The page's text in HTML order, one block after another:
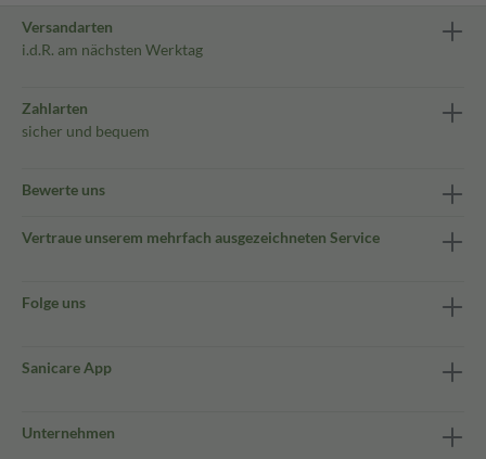
Versandarten
i.d.R. am nächsten Werktag
Zahlarten
sicher und bequem
Bewerte uns
Vertraue unserem mehrfach ausgezeichneten Service
Folge uns
Sanicare App
Unternehmen